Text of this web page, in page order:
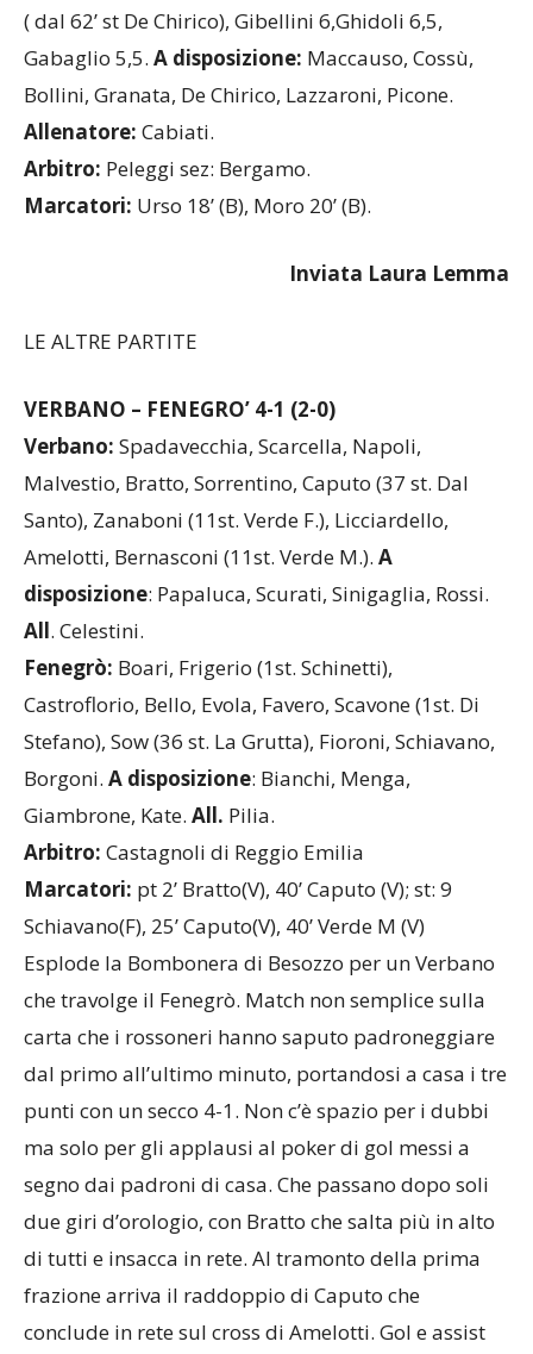
( dal 62’ st De Chirico), Gibellini 6,Ghidoli 6,5,
Gabaglio 5,5. A disposizione: Maccauso, Cossù,
Bollini, Granata, De Chirico, Lazzaroni, Picone.
Allenatore: Cabiati.
Arbitro: Peleggi sez: Bergamo.
Marcatori: Urso 18’ (B), Moro 20’ (B).
Inviata Laura Lemma
LE ALTRE PARTITE
VERBANO – FENEGRO’ 4-1 (2-0)
Verbano: Spadavecchia, Scarcella, Napoli,
Malvestio, Bratto, Sorrentino, Caputo (37 st. Dal
Santo), Zanaboni (11st. Verde F.), Licciardello,
Amelotti, Bernasconi (11st. Verde M.). A
disposizione: Papaluca, Scurati, Sinigaglia, Rossi.
All. Celestini.
Fenegrò: Boari, Frigerio (1st. Schinetti),
Castroflorio, Bello, Evola, Favero, Scavone (1st. Di
Stefano), Sow (36 st. La Grutta), Fioroni, Schiavano,
Borgoni. A disposizione: Bianchi, Menga,
Giambrone, Kate. All. Pilia.
Arbitro: Castagnoli di Reggio Emilia
Marcatori: pt 2’ Bratto(V), 40’ Caputo (V); st: 9
Schiavano(F), 25’ Caputo(V), 40’ Verde M (V)
Esplode la Bombonera di Besozzo per un Verbano
che travolge il Fenegrò. Match non semplice sulla
carta che i rossoneri hanno saputo padroneggiare
dal primo all’ultimo minuto, portandosi a casa i tre
punti con un secco 4-1. Non c’è spazio per i dubbi
ma solo per gli applausi al poker di gol messi a
segno dai padroni di casa. Che passano dopo soli
due giri d’orologio, con Bratto che salta più in alto
di tutti e insacca in rete. Al tramonto della prima
frazione arriva il raddoppio di Caputo che
conclude in rete sul cross di Amelotti. Gol e assist